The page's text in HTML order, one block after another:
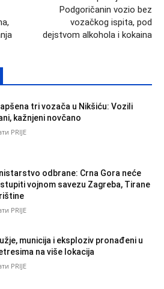
Podgoričanin vozio bez
vozačkog ispita, pod
dejstvom alkohola i kokaina
tri vozača u Nikšiću: Vozili
kažnjeni novčano
PRIJE
odbrane: Crna Gora neće
vojnom savezu Zagreba, Tirane
PRIJE
municija i eksploziv pronađeni u
na više lokacija
PRIJE